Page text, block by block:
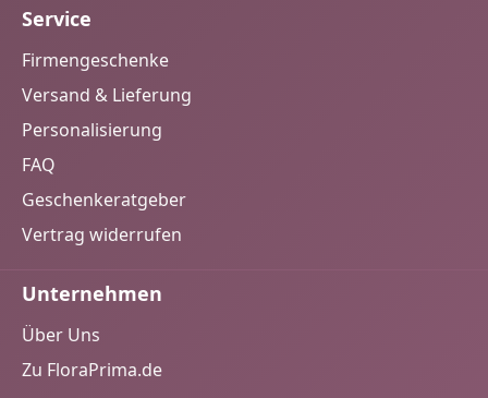
Service
Firmengeschenke
Versand & Lieferung
Personalisierung
FAQ
Geschenkeratgeber
Vertrag widerrufen
Unternehmen
Über Uns
Zu FloraPrima.de